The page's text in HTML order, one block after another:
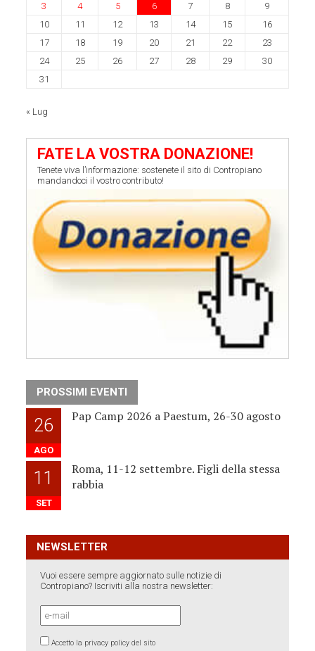
3
4 5 6 7 8
9
10
11 12 13 14 15
16
17
18 19 20 21 22
23
24
25 26 27 28 29
30
31
« Lug
FATE LA VOSTRA DONAZIONE!
Tenete viva l’informazione: sostenete il sito di Contropiano
mandandoci il vostro contributo!
PROSSIMI EVENTI
26
AGO
Pap Camp 2026 a Paestum, 26-30 agosto
11
SET
Roma, 11-12 settembre. Figli della stessa
rabbia
NEWSLETTER
Vuoi essere sempre aggiornato sulle notizie di
Contropiano? Iscriviti alla nostra newsletter:
Accetto la privacy policy del sito